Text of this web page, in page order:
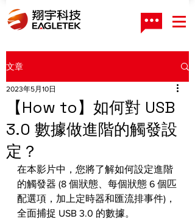
文章
【How to】如何對 USB
3.0 數據做進階的觸發設
定？
2023年5月10日
在本影片中，您將了解如何設定進階
的觸發器 (8 個狀態、每個狀態 6 個匹
配選項，加上定時器和匯流排事件)，
全面捕捉 USB 3.0 的數據。